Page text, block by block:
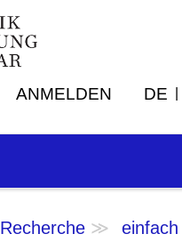
ANMELDEN DE
Recherche
einfach